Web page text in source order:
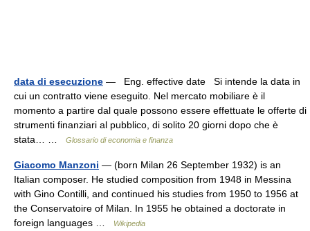
data di esecuzione — Eng. effective date Si intende la data in
cui un contratto viene eseguito. Nel mercato mobiliare è il
momento a partire dal quale possono essere effettuate le offerte di
strumenti finanziari al pubblico, di solito 20 giorni dopo che è
stata… …
Glossario di economia e finanza
Giacomo Manzoni — (born Milan 26 September 1932) is an
Italian composer. He studied composition from 1948 in Messina
with Gino Contilli, and continued his studies from 1950 to 1956 at
the Conservatoire of Milan. In 1955 he obtained a doctorate in
foreign languages …
Wikipedia